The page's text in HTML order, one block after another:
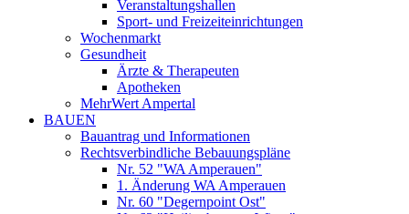
Veranstaltungshallen
Sport- und Freizeiteinrichtungen
Wochenmarkt
Gesundheit
Ärzte & Therapeuten
Apotheken
MehrWert Ampertal
BAUEN
Bauantrag und Informationen
Rechtsverbindliche Bebauungspläne
Nr. 52 "WA Amperauen"
1. Änderung WA Amperauen
Nr. 60 "Degernpoint Ost"